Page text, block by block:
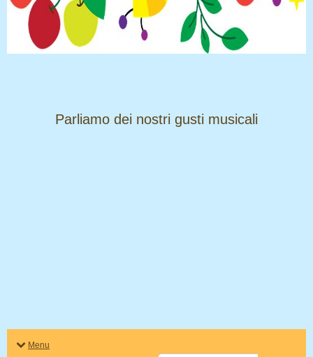
​​​​​​​Parliamo dei nostri gusti musicali
Menu